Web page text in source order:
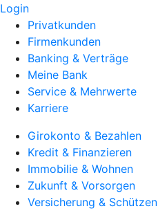
Login
Privatkunden
Firmenkunden
Banking & Verträge
Meine Bank
Service & Mehrwerte
Karriere
Girokonto & Bezahlen
Kredit & Finanzieren
Immobilie & Wohnen
Zukunft & Vorsorgen
Versicherung & Schützen